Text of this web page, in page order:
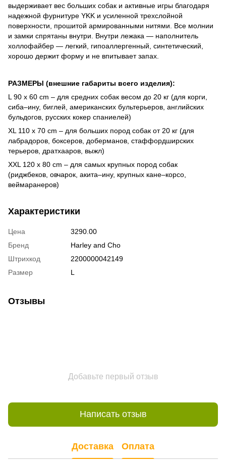
выдерживает вес больших собак и активные игры благодаря
надежной фурнитуре YKK и усиленной трехслойной
поверхности, прошитой армированными нитями. Все молнии
и замки спрятаны внутри. Внутри лежака — наполнитель
холлофайбер — легкий, гипоаллергенный, синтетический,
хорошо держит форму и не впитывает запах.
РАЗМЕРЫ (внешние габариты всего изделия):
L 90 х 60 cm – для средних собак весом до 20 кг (для корги,
сиба–ину, биглей, американских бультерьеров, английских
бульдогов, русских кокер спаниелей)
XL 110 х 70 cm – для больших пород собак от 20 кг (для
лабрадоров, боксеров, доберманов, стаффордширских
терьеров, дратхааров, выжл)
XXL 120 х 80 cm – для самых крупных пород собак
(риджбеков, овчарок, акита–ину, крупных кане–корсо,
веймаранеров)
Характеристики
Цена
3290.00
Бренд
Harley and Cho
Штрихкод
2200000042149
Размер
L
Отзывы
Добавьте первый отзыв
Написать отзыв
Доставка Оплата